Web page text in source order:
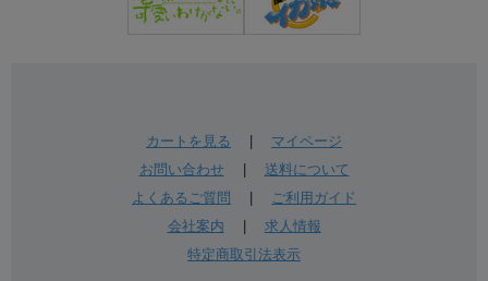
カートを見る
マイページ
お問い合わせ| 送料について
よくあるご質問
ご利用ガイド
会社案内
求人情報
特定商取引法表示